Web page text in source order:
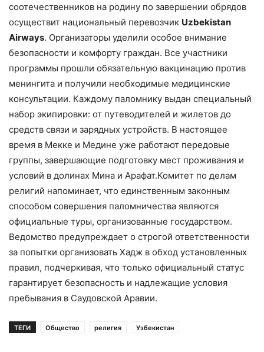
соотечественников на родину по завершении обрядов
осуществит национальный перевозчик Uzbekistan
Airways. Организаторы уделили особое внимание
безопасности и комфорту граждан. Все участники
программы прошли обязательную вакцинацию против
менингита и получили необходимые медицинские
консультации. Каждому паломнику выдан специальный
набор экипировки: от путеводителей и жилетов до
средств связи и зарядных устройств. В настоящее
время в Мекке и Медине уже работают передовые
группы, завершающие подготовку мест проживания и
условий в долинах Мина и Арафат.Комитет по делам
религий напоминает, что единственным законным
способом совершения паломничества являются
официальные туры, организованные государством.
Ведомство предупреждает о строгой ответственности
за попытки организовать Хадж в обход установленных
правил, подчеркивая, что только официальный статус
гарантирует безопасность и надлежащие условия
пребывания в Саудовской Аравии.
ТЕГИ Общество религия Узбекистан